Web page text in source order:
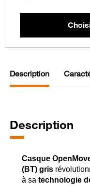
Description
Description
Casque
(BT) gris
à sa technologie